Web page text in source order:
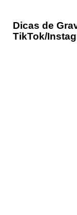
Dicas de
TikTok/